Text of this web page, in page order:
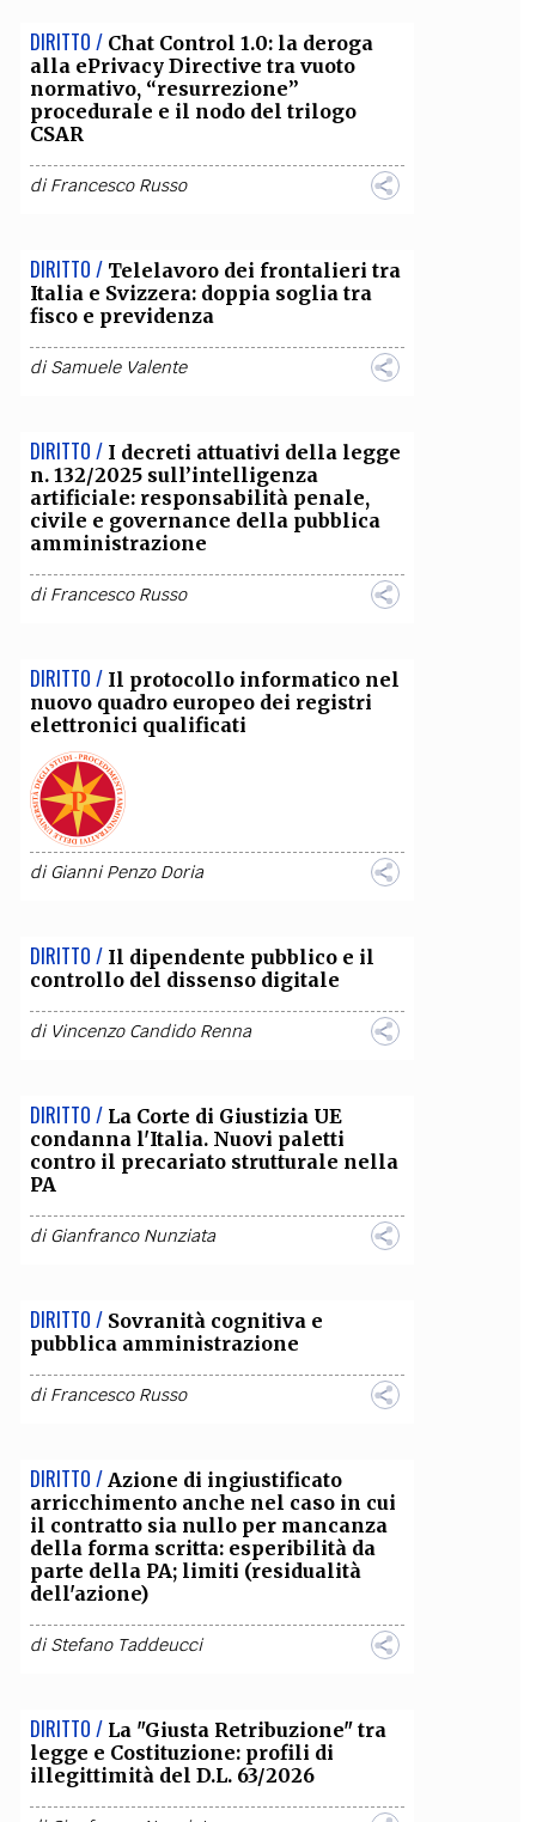
DIRITTO / Chat Control 1.0: la deroga
alla ePrivacy Directive tra vuoto
normativo, “resurrezione”
procedurale e il nodo del trilogo
CSAR
diFrancesco Russo
DIRITTO / Telelavoro dei frontalieri tra
Italia e Svizzera: doppia soglia tra
fisco e previdenza
diSamuele Valente
DIRITTO / I decreti attuativi della legge
n. 132/2025 sull’intelligenza
artificiale: responsabilità penale,
civile e governance della pubblica
amministrazione
diFrancesco Russo
DIRITTO / Il protocollo informatico nel
nuovo quadro europeo dei registri
elettronici qualificati
diGianni Penzo Doria
DIRITTO / Il dipendente pubblico e il
controllo del dissenso digitale
di Vincenzo Candido Renna
DIRITTO / La Corte di Giustizia UE
condanna l'Italia. Nuovi paletti
contro il precariato strutturale nella
PA
diGianfranco Nunziata
DIRITTO / Sovranità cognitiva e
pubblica amministrazione
diFrancesco Russo
DIRITTO / Azione di ingiustificato
arricchimento anche nel caso in cui
il contratto sia nullo per mancanza
della forma scritta: esperibilità da
parte della PA; limiti (residualità
dell'azione)
diStefano Taddeucci
DIRITTO / La "Giusta Retribuzione" tra
legge e Costituzione: profili di
illegittimità del D.L. 63/2026